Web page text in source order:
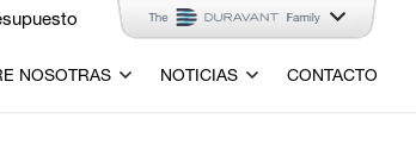
NOSOTRAS NOTICIAS CONTACTO